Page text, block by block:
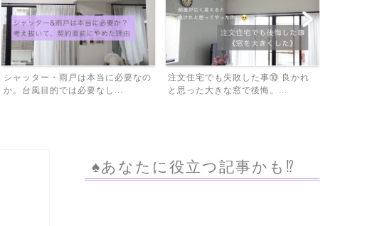
シャッター・雨戸は本当に必要なの
か。台風目的では必要なし...
注文住宅でも失敗した事⑩ 良かれ
と思った大きな窓で後悔。...
♠︎あなたに役立つ記事かも⁉︎